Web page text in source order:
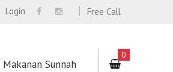
Free Call
Login
Makanan Sunnah
0